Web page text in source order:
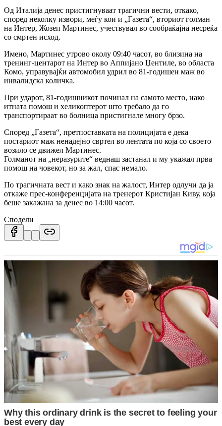
Од Италија денес пристигнуваат трагични вести, откако,
според неколку извори, меѓу кои и „Газета“, вториот голман
на Интер, Жозеп Мартинес, учествувал во сообраќајна несреќа
со смртен исход.
Имено, Мартинес утрово околу 09:40 часот, во близина на
тренинг-центарот на Интер во Аппијано Џентиле, во областа
Комо, управувајќи автомобил удрил во 81-годишен маж во
инвалидска количка.
При ударот, 81-годишникот починал на самото место, иако
итната помош и хеликоптерот што требало да го
транспортираат во болница пристигнале многу брзо.
Според „Газета“, претпоставката на полицијата е дека
постариот маж ненадејно свртел во лентата по која со своето
возило се движел Мартинес.
Голманот на „неразурите“ веднаш застанал и му укажал прва
помош на човекот, но за жал, спас немало.
По трагичната вест и како знак на жалост, Интер одлучи да ја
откаже прес-конференцијата на тренерот Кристијан Киву, која
беше закажана за денес во 14:00 часот.
Сподели